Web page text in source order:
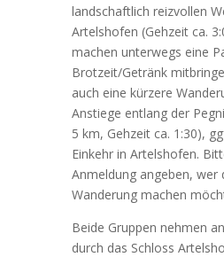
landschaftlich reizvollen
Artelshofen (Gehzeit ca.
machen unterwegs eine
Brotzeit/Getränk
auch eine kürzere
Anstiege entlang der
5 km, Gehzeit ca. 1:30),
Einkehr in Artelshofen.
Anmeldung angeben, wer
Wanderung machen
Beide Gruppen nehmen
durch das Schloss